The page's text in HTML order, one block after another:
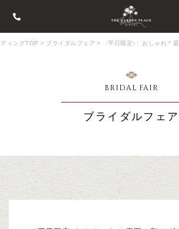
ィングTOP > ブライダルフェア > 〈平日限定♪〉おしゃれ＊
BRIDAL FAIR
ブライダルフェア